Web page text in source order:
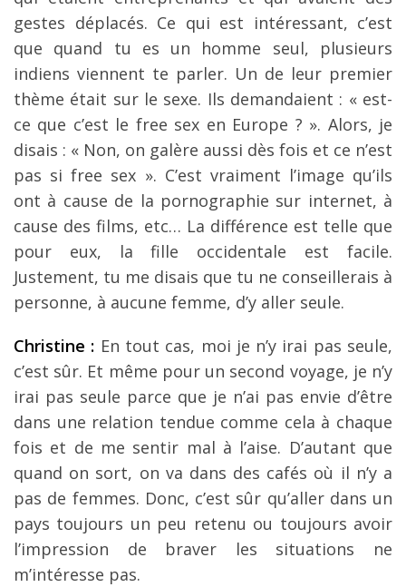
gestes déplacés. Ce qui est intéressant, c’est
que quand tu es un homme seul, plusieurs
indiens viennent te parler. Un de leur premier
thème était sur le sexe. Ils demandaient : « est-
ce que c’est le free sex en Europe ? ». Alors, je
disais : « Non, on galère aussi dès fois et ce n’est
pas si free sex ». C’est vraiment l’image qu’ils
ont à cause de la pornographie sur internet, à
cause des films, etc… La différence est telle que
pour eux, la fille occidentale est facile.
Justement, tu me disais que tu ne conseillerais à
personne, à aucune femme, d’y aller seule.
Christine : En tout cas, moi je n’y irai pas seule,
c’est sûr. Et même pour un second voyage, je n’y
irai pas seule parce que je n’ai pas envie d’être
dans une relation tendue comme cela à chaque
fois et de me sentir mal à l’aise. D’autant que
quand on sort, on va dans des cafés où il n’y a
pas de femmes. Donc, c’est sûr qu’aller dans un
pays toujours un peu retenu ou toujours avoir
l’impression de braver les situations ne
m’intéresse pas.